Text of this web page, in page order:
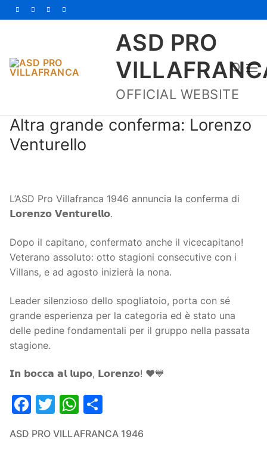
al
ASD PRO
OFFICIAL WEBSITE
Home
La Storia
Centro Sportivo
Prima Squadra
Organizzazione
Piccoli amici
Esordienti
Juniores
Campionati
Eccellenza
Contatti
Altra grande conferma: Lorenzo
Venturello
L’ASD Pro Villafranca 1946 annuncia la conferma di
𝗟𝗼𝗿𝗲𝗻𝘇𝗼 𝗩𝗲𝗻𝘁𝘂𝗿𝗲𝗹𝗹𝗼.
Dopo il capitano, confermato anche il vicecapitano!
Veterano assoluto: otto stagioni consecutive con i
Villans, e ad agosto inizierà la nona.
Leader silenzioso dello spogliatoio, porta con sé
grande esperienza per la categoria ed è stato una
delle pedine fondamentali per il gruppo nella passata
stagione.
𝗜𝗻 𝗯𝗼𝗰𝗰𝗮 𝗮𝗹 𝗹𝘂𝗽𝗼, 𝗟𝗼𝗿𝗲𝗻𝘇𝗼! ❤️💙
Facebook
TwitterWhatsApp
ASD PRO VILLAFRANCA 1946